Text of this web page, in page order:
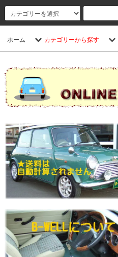
ホーム カテゴリーから探す